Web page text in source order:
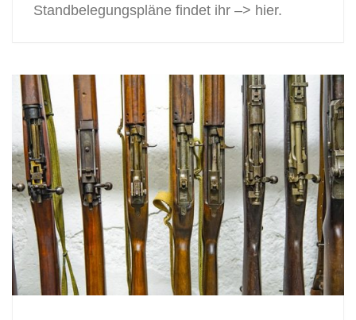
Standbelegungspläne findet ihr –> hier.